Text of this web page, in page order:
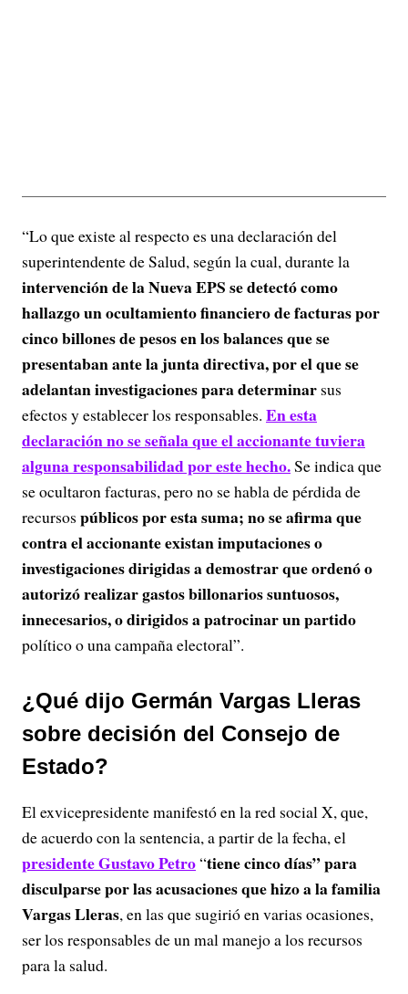
“Lo que existe al respecto es una declaración del
superintendente de Salud, según la cual, durante la
intervención de la Nueva EPS se detectó como
hallazgo un ocultamiento financiero de facturas por
cinco billones de pesos en los balances que se
presentaban ante la junta directiva, por el que se
adelantan investigaciones para determinar sus
efectos y establecer los responsables. En esta
declaración no se señala que el accionante tuviera
alguna responsabilidad por este hecho.Se indica que
se ocultaron facturas, pero no se habla de pérdida de
recursos públicos por esta suma; no se afirma que
contra el accionante existan imputaciones o
investigaciones dirigidas a demostrar que ordenó o
autorizó realizar gastos billonarios suntuosos,
innecesarios, o dirigidos a patrocinar un partido
político o una campaña electoral”.
¿Qué dijo Germán Vargas Lleras
sobre decisión del Consejo de
Estado?
El exvicepresidente manifestó en la red social X, que,
de acuerdo con la sentencia, a partir de la fecha, el
presidente Gustavo Petro“tiene cinco días” para
disculparse por las acusaciones que hizo a la familia
Vargas Lleras, en las que sugirió en varias ocasiones,
ser los responsables de un mal manejo a los recursos
para la salud.